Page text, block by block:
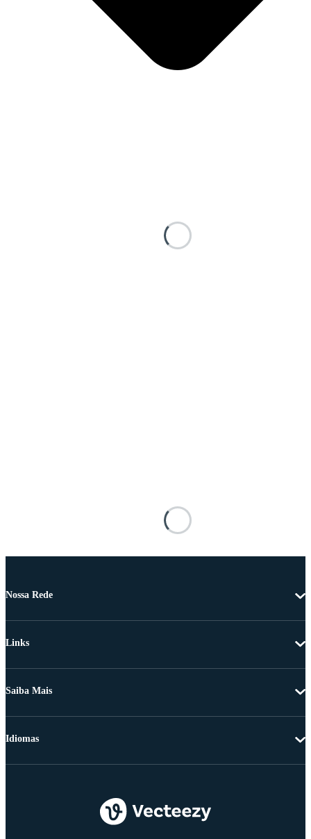
Nossa Rede
Links
Saiba Mais
Idiomas